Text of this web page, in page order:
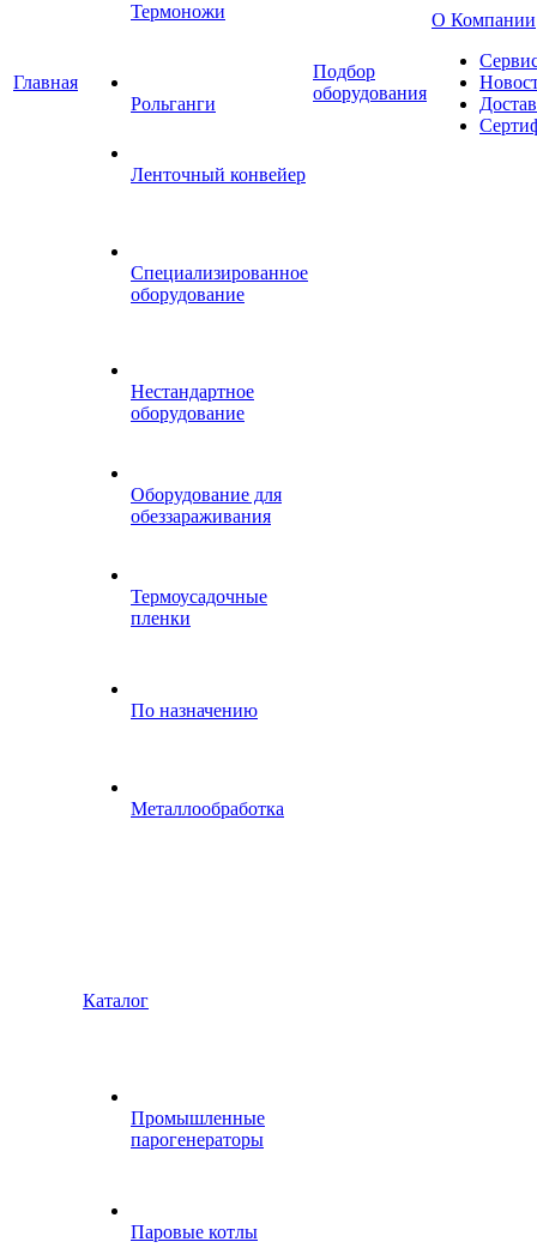
Главная
Термоножи
Рольганги
Ленточный конвейер
Специализированное
оборудование
Нестандартное
оборудование
Оборудование для
обеззараживания
Термоусадочные
пленки
По назначению
Металлообработка
Подбор
оборудования
О Компании
Каталог
Промышленные
парогенераторы
Паровые котлы